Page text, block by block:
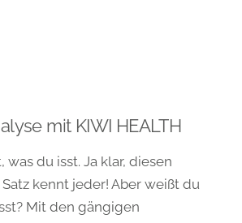
mit KIWI HEALTH
was du isst. Ja klar, diesen
kennt jeder! Aber weißt du
Mit den gängigen